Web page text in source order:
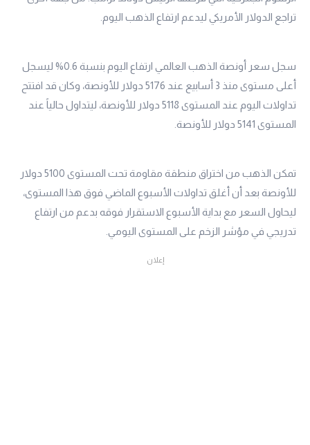
تراجع الدولار الأمريكي ليدعم ارتفاع الذهب اليوم.
سجل سعر أونصة الذهب العالمي ارتفاع اليوم بنسبة 0.6% ليسجل
أعلى مستوى منذ 3 أسابيع عند 5176 دولار للأونصة، وكان قد افتتح
تداولات اليوم عند المستوى 5118 دولار للأونصة، ليتداول حالياً عند
المستوى 5141 دولار للأونصة.
تمكن الذهب من اختراق منطقة مقاومة تحت المستوى 5100 دولار
للأونصة بعد أن أغلق تداولات الأسبوع الماضي فوق هذا المستوى،
ليحاول السعر مع بداية الأسبوع الاستقرار فوقه بدعم من ارتفاع
تدريجي في مؤشر الزخم على المستوى اليومي.
إعلان